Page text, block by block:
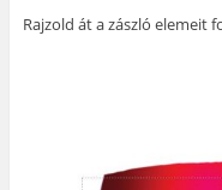
Rajzold át a zászló elemeit